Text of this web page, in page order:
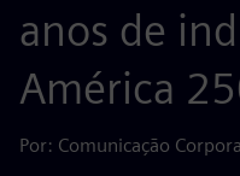
anos de
América
Por: Comunicação